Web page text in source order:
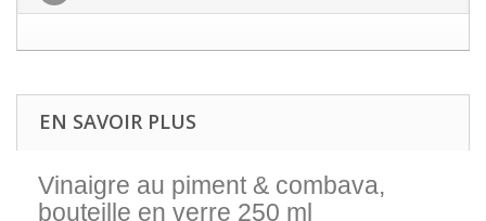
EN SAVOIR PLUS
Vinaigre au piment & combava,
bouteille en verre 250 ml